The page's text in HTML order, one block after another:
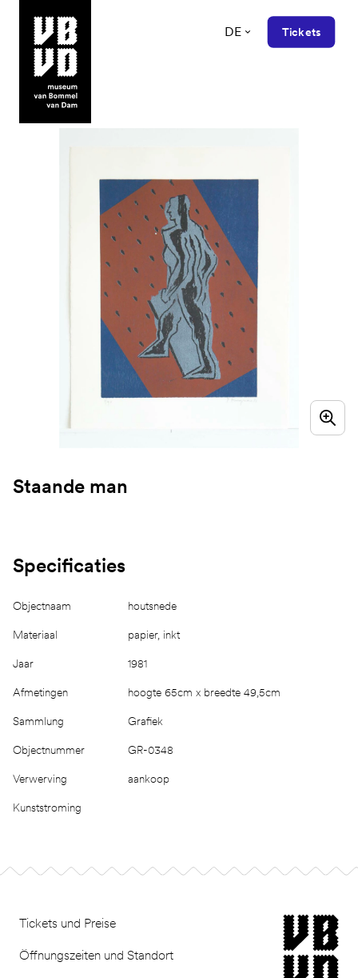
museum van Bommel van Dam
DE Tickets
Staande man
Specificaties
Objectnaam houtsnede
Materiaal papier, inkt
Jaar 1981
Afmetingen hoogte 65cm x breedte 49,5cm
Sammlung Grafiek
Objectnummer GR-0348
Verwerving aankoop
Kunststroming
Tickets und Preise
Öffnungszeiten und Standort
museum van